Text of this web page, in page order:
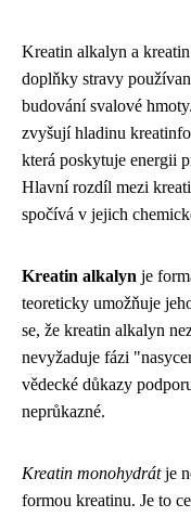
Kreatin alkalyn a
doplňky stravy
budování svalové
zvyšují hladinu
která poskytuje energii
Hlavní rozdíl mezi
spočívá v jejich
Kreatin alkalyn je
teoreticky umožňuje
se, že kreatin alkalyn
nevyžaduje fázi
vědecké důkazy
neprůkazné.
Kreatin monohydrátje
formou kreatinu. Je to